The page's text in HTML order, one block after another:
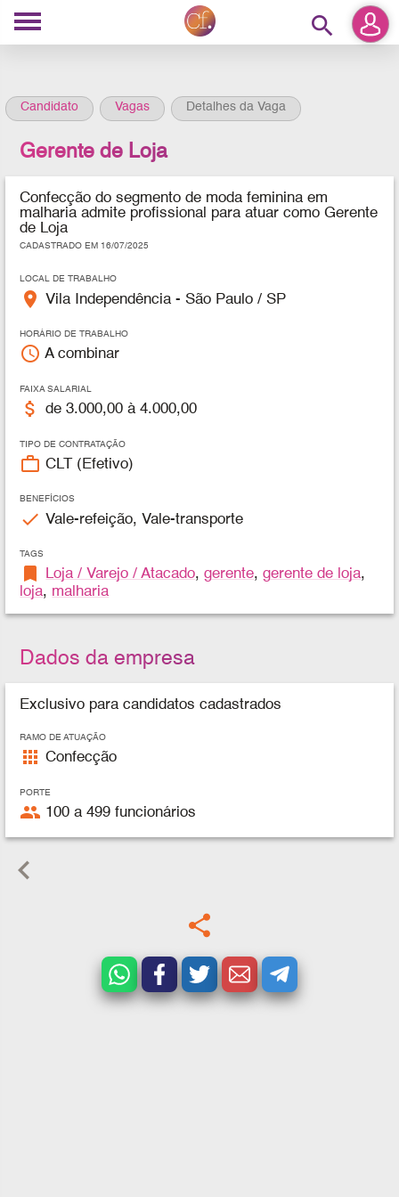
search
Candidato Vagas Detalhes da Vaga
Gerente de Loja
Confecção do segmento de moda feminina em
malhariaadmite profissional para atuar como Gerente
de Loja
CADASTRADO EM 16/07/2025
LOCAL DE TRABALHO
place Vila Independência - São Paulo / SP
HORÁRIO DE TRABALHO
access_time A combinar
FAIXA SALARIAL
attach_money de 3.000,00 à 4.000,00
TIPO DE CONTRATAÇÃO
work_outline CLT (Efetivo)
BENEFÍCIOS
check Vale-refeição, Vale-transporte
TAGS
bookmark Loja / Varejo / Atacado,gerente,gerente de loja,
loja, malharia
Dados da empresa
Exclusivo para candidatos cadastrados
RAMO DE ATUAÇÃO
apps Confecção
PORTE
people 100 a 499 funcionários
keyboard_arrow_left
share